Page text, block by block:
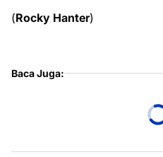
(Rocky Hanter)
Baca Juga: